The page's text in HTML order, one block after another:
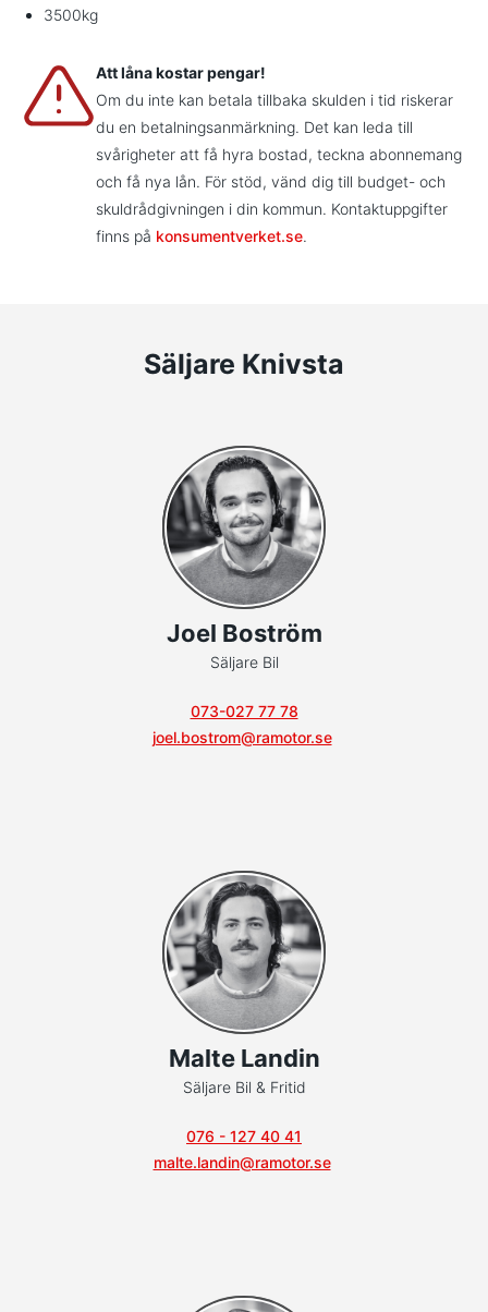
3500kg
Att låna kostar pengar!
Om du inte kan betala tillbaka skulden i tid riskerar
du en betalningsanmärkning. Det kan leda till
svårigheter att få hyra bostad, teckna abonnemang
och få nya lån. För stöd, vänd dig till budget- och
skuldrådgivningen i din kommun. Kontaktuppgifter
finns på konsumentverket.se.
Säljare Knivsta
Joel Boström
Säljare Bil
073-027 77 78
joel.bostrom@ramotor.se
Malte Landin
Säljare Bil & Fritid
076 - 127 40 41
malte.landin@ramotor.se